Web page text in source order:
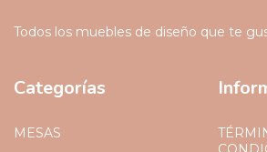
Todos los muebles de diseño que te
Categorías
MESAS